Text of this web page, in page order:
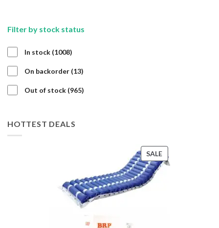
Filter by stock status
In stock 10081008
On backorder 1313
Out of stock 965965
HOTTEST DEALS
SALEPRODUCT
ON